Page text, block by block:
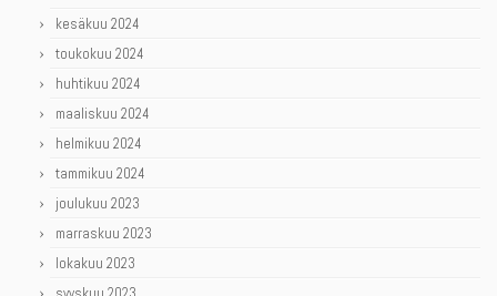
kesäkuu 2024
toukokuu 2024
huhtikuu 2024
maaliskuu 2024
helmikuu 2024
tammikuu 2024
joulukuu 2023
marraskuu 2023
lokakuu 2023